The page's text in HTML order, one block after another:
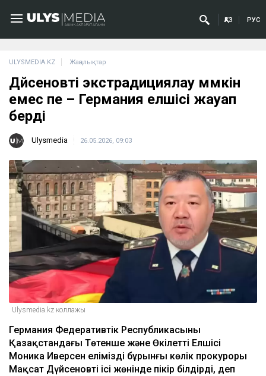
ҚАЗ РУС
ULYSMEDIA.KZ Жаңалықтар
Дүйсеновті экстрадициялау мүмкін
емес пе – Германия елшісі жауап
берді
Ulysmedia 26.05.2026, 09:03
Ulysmedia.kz коллажы
Германия Федеративтік Республикасының
Қазақстандағы Төтенше және Өкілетті Елшісі
Моника Иверсен еліміздің бұрынғы көлік прокуроры
Мақсат Дүйсеновтің ісі жөнінде пікір білдірді, деп